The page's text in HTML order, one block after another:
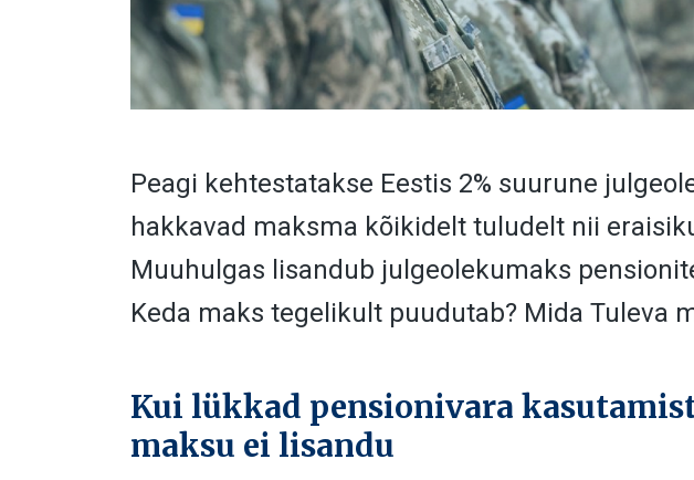
Peagi kehtestatakse Eestis 2% suurune
hakkavad maksma kõikidelt tuludelt nii
Muuhulgas lisandub julgeolekumaks
Keda maks tegelikult puudutab? Mida Tuleva
Kui lükkad pensionivara
maksu ei lisandu